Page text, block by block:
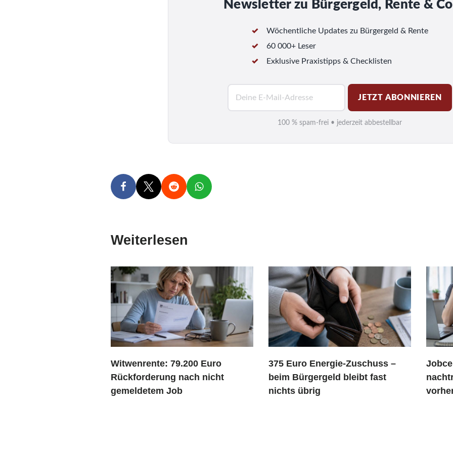
Newsletter zu Bürgergeld, Rente &
Wöchentliche Updates zu Bürgergeld & Rente
60 000+ Leser
Exklusive Praxistipps & Checklisten
i
JETZT ABONNIEREN
100 % spam-frei • jederzeit abbestellbar
Weiterlesen
Witwenrente: 79.200 Euro
Rückforderung nach nicht
gemeldetem Job
375 Euro Energie-Zuschuss –
beim Bürgergeld bleibt fast
nichts übrig